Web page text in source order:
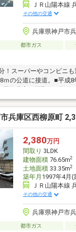
ＪＲ山陽本線
その他の交通
兵庫県神戸市
都市ガス
！スーパーやコンビニ
ｍの公道に接道。■平成
屋数豊富な間取！■現況
できます！■令和3年に
。■内覧ご希望の方は、
辺環境＞・兵庫大開小
坂保育所…徒歩3分・モ
ーパー兵庫店…徒歩3分
駅前店…徒歩7分・セブ
兵庫区西柳原町
2,380万円
間取り 3LDK
建物面積76.65m2
土地面積33.35m2
築年月 1997年4月(
ＪＲ山陽本線
その他の交通
兵庫県神戸市
都市ガス